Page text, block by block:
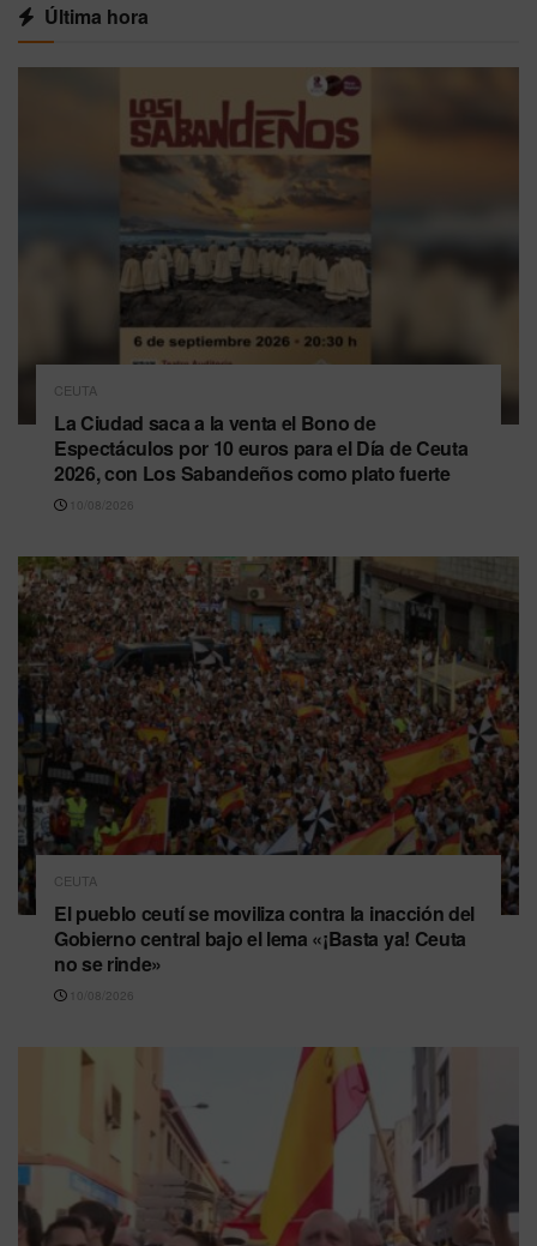
Última hora
CEUTA
La Ciudad saca a la venta el Bono de
Espectáculos por 10 euros para el Día de Ceuta
2026, con Los Sabandeños como plato fuerte
10/08/2026
CEUTA
El pueblo ceutí se moviliza contra la inacción del
Gobierno central bajo el lema «¡Basta ya! Ceuta
no se rinde»
10/08/2026